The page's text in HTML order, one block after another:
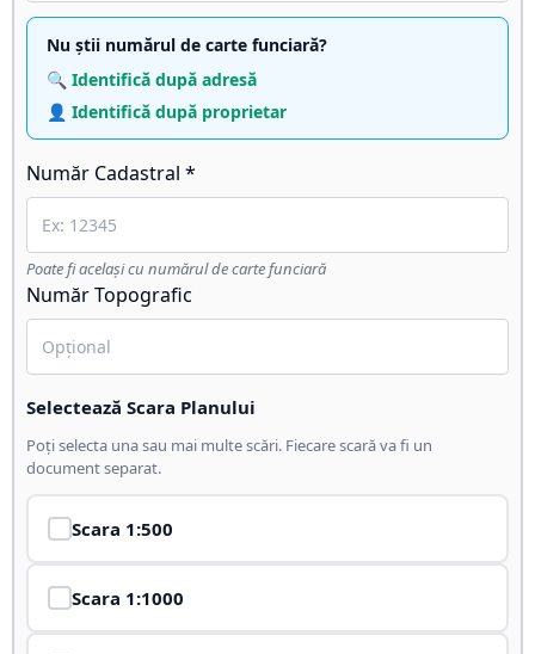
Nu știi numărul de carte funciară?
🔍 Identifică după adresă
👤 Identifică după proprietar
Număr Cadastral *
Poate fi același cu numărul de carte funciară
Număr Topografic
Selectează Scara Planului
Poți selecta una sau mai multe scări. Fiecare scară va fi un
document separat.
Scara 1:500
Scara 1:1000